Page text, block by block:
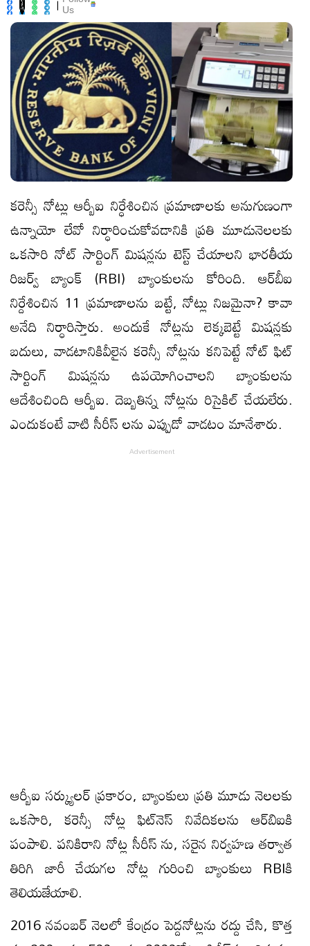
| Us
కరెన్సీ నోట్లు ఆర్బీఐ నిర్ధేశించిన ప్ర‌మాణాల‌కు అనుగుణంగా
ఉన్నాయో లేవో నిర్ధారించుకోవడానికి ప్రతి మూడునెల‌ల‌కు
ఒక‌సారి నోట్ సార్టింగ్ మిషన్లను టెస్ట్ చేయాల‌ని భారతీయ
రిజర్వ్ బ్యాంక్ (RBI) బ్యాంకులను కోరింది. ఆర్‌బీఐ
నిర్దేశించిన‌ 11 ప్రమాణాలను బ‌ట్టే, నోట్లు నిజ‌మైనా? కావా
అనేది నిర్ధారిస్తారు. అందుకే నోట్ల‌ను లెక్క‌బెట్టే మిష‌న్ల‌కు
బ‌దులు, వాడ‌టానికివీలైన‌ క‌రెన్సీ నోట్ల‌ను క‌నిపెట్టే నోట్ ఫిట్
సార్టింగ్ మిషన్లను ఉపయోగించాలని బ్యాంకులను
ఆదేశించింది ఆర్బీఐ. దెబ్బ‌తిన్న నోట్లను రిసైకిల్ చేయ‌లేరు.
ఎందుకంటే వాటి సీరీస్ ల‌ను ఎప్పుడో వాడ‌టం మానేశారు.
ఆర్బీఐ సర్క్యులర్ ప్రకారం, బ్యాంకులు ప్రతి మూడు నెలలకు
ఒకసారి, కరెన్సీ నోట్ల ఫిట్‌నెస్ నివేదికలను ఆర్‌బిఐకి
పంపాలి. పనికిరాని నోట్ల సీరీస్ ను, సరైన నిర్వహణ తర్వాత
తిరిగి జారీ చేయగల నోట్ల గురించి బ్యాంకులు RBIకి
తెలియజేయాలి.
2016 నవంబర్‌ నెలలో కేంద్రం పెద్దనోట్లను రద్దు చేసి, కొత్త